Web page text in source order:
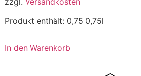
zzgl. Versandkosten
Produkt enthält: 0,75 0,75l
In den Warenkorb